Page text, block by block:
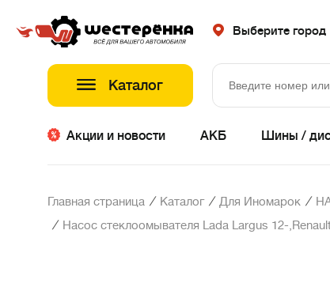
Выберите город
Каталог
Акции и новости АКБ Шины /
Главная страница / Каталог / Для Иномарок /
/ Насос стеклоомывателя Lada Largus 12-